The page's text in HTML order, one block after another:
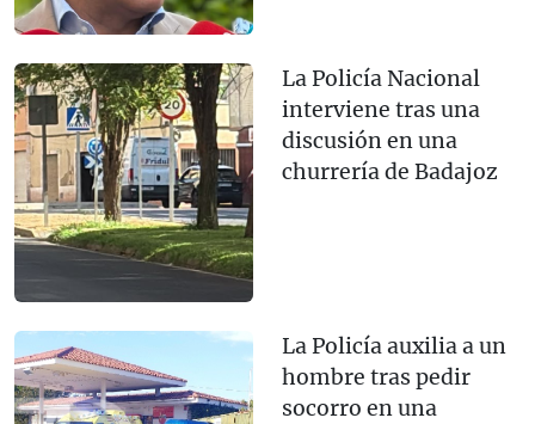
La Policía Nacional
interviene tras una
discusión en una
churrería de Badajoz
La Policía auxilia a un
hombre tras pedir
socorro en una